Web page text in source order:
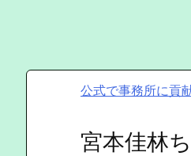
公式で事務所に貢
宮本佳林